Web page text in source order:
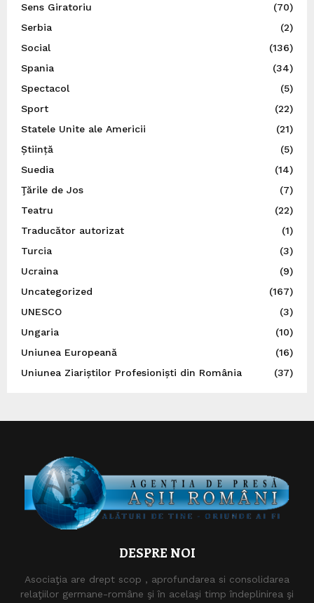
Sens Giratoriu
(70)
Serbia
(2)
Social
(136)
Spania
(34)
Spectacol
(5)
Sport
(22)
Statele Unite ale Americii
(21)
Știință
(5)
Suedia
(14)
Ţările de Jos
(7)
Teatru
(22)
Traducător autorizat
(1)
Turcia
(3)
Ucraina
(9)
Uncategorized
(167)
UNESCO
(3)
Ungaria
(10)
Uniunea Europeană
(16)
Uniunea Ziariștilor Profesioniști din România
(37)
DESPRE NOI
Asociaţia are drept scop , aprofundarea si consolidarea
relaţiilor germane-române şi în acelaşi timp îndeplinirea şi